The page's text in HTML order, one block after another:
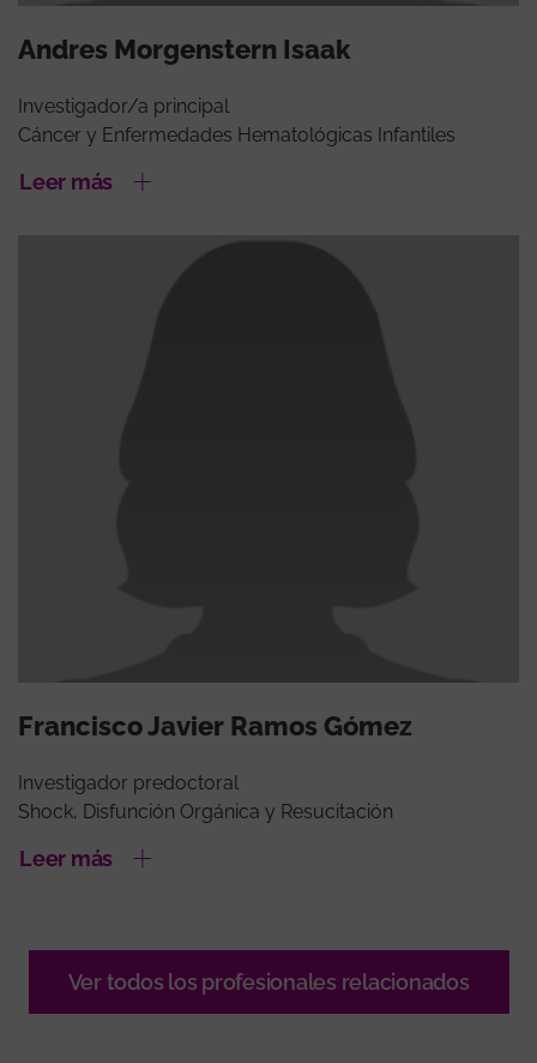
Andres Morgenstern Isaak
Investigador/a principal
Cáncer y Enfermedades Hematológicas Infantiles
Leer más
Francisco Javier Ramos Gómez
Investigador predoctoral
Shock, Disfunción Orgánica y Resucitación
Leer más
Ver todos los profesionales relacionados